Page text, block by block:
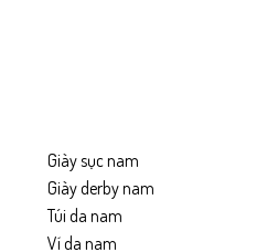
Giày sục nam
Giày derby nam
Túi da nam
Ví da nam